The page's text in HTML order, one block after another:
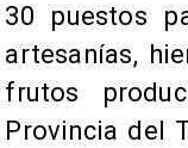
30 puestos
artesanías,
frutos
Provincia del